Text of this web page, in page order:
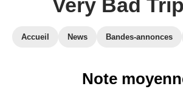
Very Bad Trip
Accueil News Bandes-annonces
Note